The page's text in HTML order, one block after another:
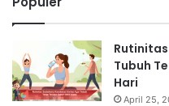
Tubuh
Hari
April 25,